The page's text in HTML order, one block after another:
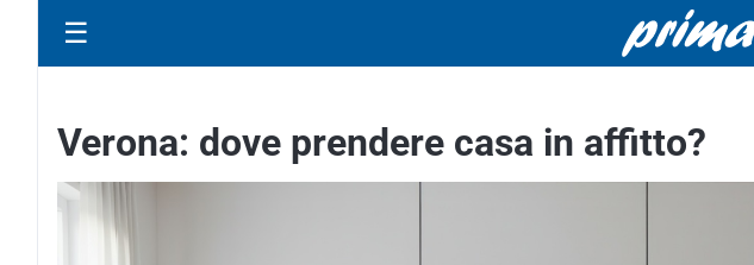
☰
Verona: dove prendere casa in affitto?